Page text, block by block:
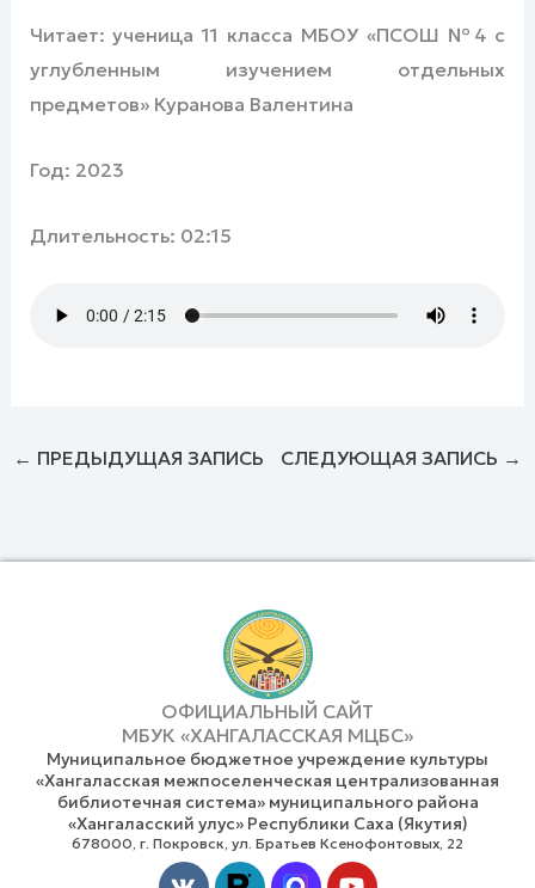
Читает: ученица 11 класса МБОУ «ПСОШ №4 с
углубленным изучением отдельных
предметов» Куранова Валентина
Год: 2023
Длительность: 02:15
← ПРЕДЫДУЩАЯ ЗАПИСЬ СЛЕДУЮЩАЯ ЗАПИСЬ →
ОФИЦИАЛЬНЫЙ САЙТ
МБУК «ХАНГАЛАССКАЯ МЦБС»
Муниципальное бюджетное учреждение культуры
«Хангаласская межпоселенческая централизованная
библиотечная система» муниципального района
«Хангаласский улус» Республики Саха (Якутия)
678000, г. Покровск, ул. Братьев Ксенофонтовых, 22
Vk Youtube